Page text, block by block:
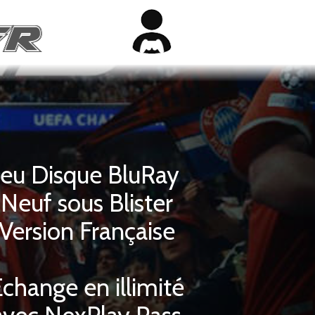
Disque BluRay
Neuf sous Blister
Française
en illimité